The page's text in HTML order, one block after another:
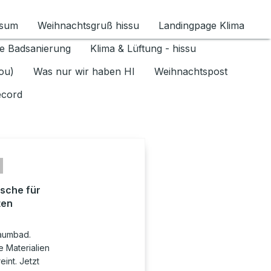
Datenschutz 1.6.2026 umschalten
Weihnachtsgruß hissu
Landingpage Klima
Badsanierung
Klima & Lüftung - hissu
Was nur wir haben HI
Weihnachtspost
für
Materialien
Jetzt